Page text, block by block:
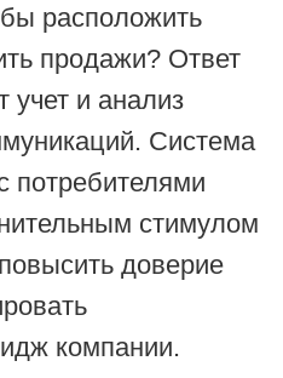
расположить
продажи? Ответ
учет и анализ
Система
потребителями
стимулом
доверие
компании.